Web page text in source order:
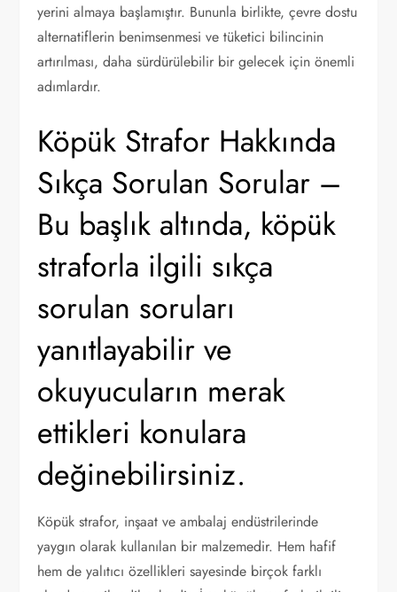
yerini almaya başlamıştır. Bununla birlikte, çevre dostu
alternatiflerin benimsenmesi ve tüketici bilincinin
artırılması, daha sürdürülebilir bir gelecek için önemli
adımlardır.
Köpük Strafor Hakkında
Sıkça Sorulan Sorular –
Bu başlık altında, köpük
straforla ilgili sıkça
sorulan soruları
yanıtlayabilir ve
okuyucuların merak
ettikleri konulara
değinebilirsiniz.
Köpük strafor, inşaat ve ambalaj endüstrilerinde
yaygın olarak kullanılan bir malzemedir. Hem hafif
hem de yalıtıcı özellikleri sayesinde birçok farklı